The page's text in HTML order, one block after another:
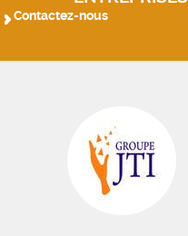
Contactez-nous